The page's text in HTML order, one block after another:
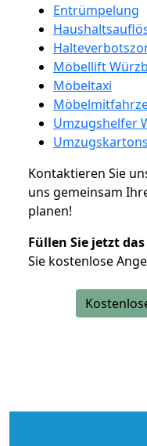
Entrümpelung
Möbellift
Möbeltaxi
Umzugshelfer
Umzugskartons
Kontaktieren Sie
uns gemeinsam
planen!
Füllen Sie jetzt
Sie kostenlose